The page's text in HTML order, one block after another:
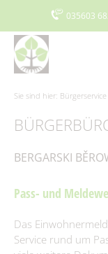
035603
Startseite
Aktuelle
Vorstellung
Politik &
Sie sind hier: Bürgerservice
BERGARSKI
Pass- und
Das
Service rund um